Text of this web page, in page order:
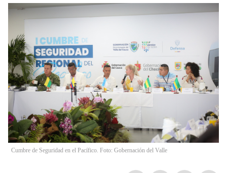
Cumbre de Seguridad en el Pacífico. Foto: Gobernación del Valle